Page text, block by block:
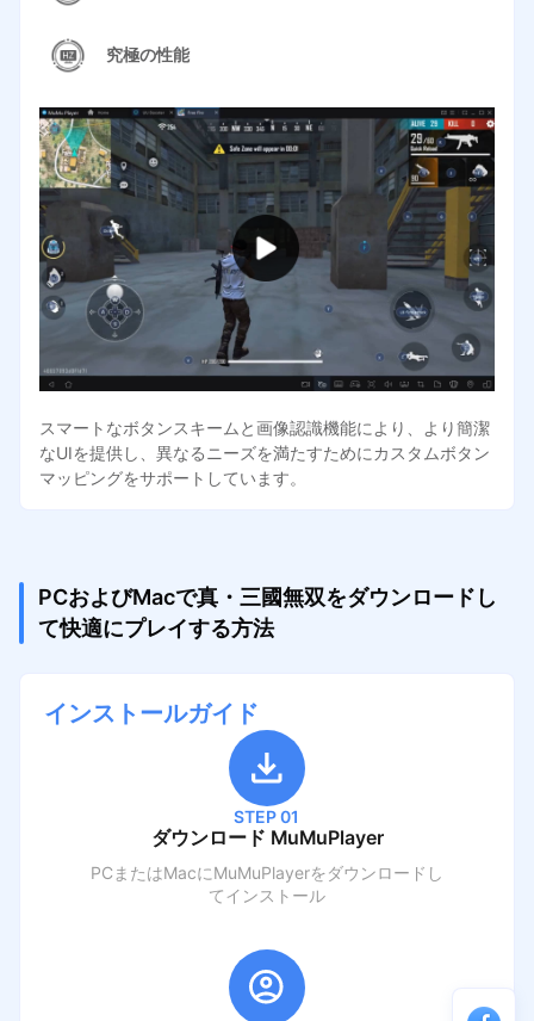
究極の性能
スマートなボタンスキームと画像認識機能により、より簡潔
なUIを提供し、異なるニーズを満たすためにカスタムボタン
マッピングをサポートしています。
PCおよびMacで真・三國無双をダウンロードし
て快適にプレイする方法
インストールガイド
STEP 01
ダウンロード MuMuPlayer
PCまたはMacにMuMuPlayerをダウンロードし
てインストール